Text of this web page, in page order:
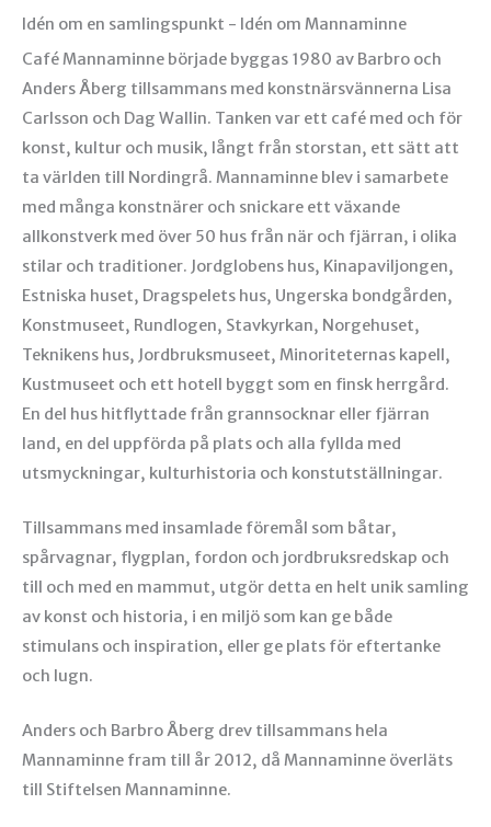
Idén om en samlingspunkt - Idén om Mannaminne
Café Mannaminne började byggas 1980 av Barbro och
Anders Åberg tillsammans med konstnärsvännerna Lisa
Carlsson och Dag Wallin. Tanken var ett café med och för
konst, kultur och musik, långt från storstan, ett sätt att
ta världen till Nordingrå. Mannaminne blev i samarbete
med många konstnärer och snickare ett växande
allkonstverk med över 50 hus från när och fjärran, i olika
stilar och traditioner. Jordglobens hus, Kinapaviljongen,
Estniska huset, Dragspelets hus, Ungerska bondgården,
Konstmuseet, Rundlogen, Stavkyrkan, Norgehuset,
Teknikens hus, Jordbruksmuseet, Minoriteternas kapell,
Kustmuseet och ett hotell byggt som en finsk herrgård.
En del hus hitflyttade från grannsocknar eller fjärran
land, en del uppförda på plats och alla fyllda med
utsmyckningar, kulturhistoria och konstutställningar.
Tillsammans med insamlade föremål som båtar,
spårvagnar, flygplan, fordon och jordbruksredskap och
till och med en mammut, utgör detta en helt unik samling
av konst och historia, i en miljö som kan ge både
stimulans och inspiration, eller ge plats för eftertanke
och lugn.
Anders och Barbro Åberg drev tillsammans hela
Mannaminne fram till år 2012, då Mannaminne överläts
till Stiftelsen Mannaminne.